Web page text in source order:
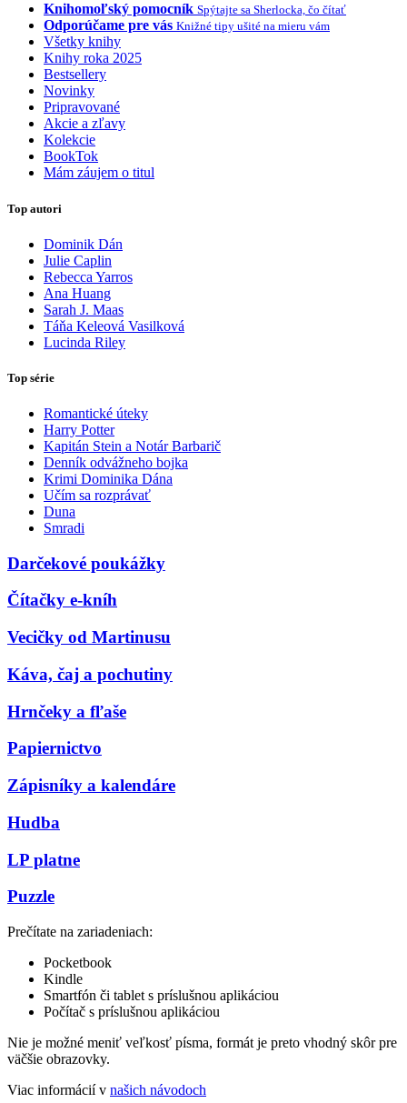
Knihomoľský pomocník Spýtajte sa Sherlocka, čo čítať
Odporúčame pre vás Knižné tipy ušité na mieru vám
Všetky knihy
Knihy roka 2025
Bestsellery
Novinky
Pripravované
Akcie a zľavy
Kolekcie
BookTok
Mám záujem o titul
Top autori
Dominik Dán
Julie Caplin
Rebecca Yarros
Ana Huang
Sarah J. Maas
Táňa Keleová Vasilková
Lucinda Riley
Top série
Romantické úteky
Harry Potter
Kapitán Stein a Notár Barbarič
Denník odvážneho bojka
Krimi Dominika Dána
Učím sa rozprávať
Duna
Smradi
Darčekové poukážky
Čítačky e-kníh
Vecičky od Martinusu
Káva, čaj a pochutiny
Hrnčeky a fľaše
Papiernictvo
Zápisníky a kalendáre
Hudba
LP platne
Puzzle
Prečítate na zariadeniach:
Pocketbook
Kindle
Smartfón či tablet s príslušnou aplikáciou
Počítač s príslušnou aplikáciou
Nie je možné meniť veľkosť písma, formát je preto vhodný skôr pre
väčšie obrazovky.
Viac informácií v našich návodoch